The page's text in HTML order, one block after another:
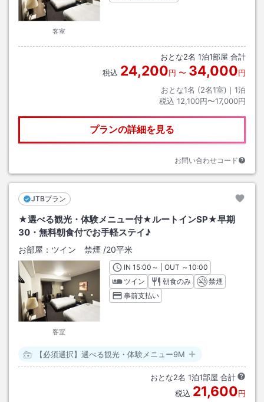
客室
おとな2名 1泊1部屋 合計
税込 24,200円 〜 34,000円
おとな1名 (2名1室)｜ 1泊
税込 12,100円〜17,000円
プランの詳細を見る
お問い合わせコード
JTBプラン
★選べる観光・体験メニュー付★ルートインSP★早期
30・無料朝食付でお手軽ステイ♪
お部屋： ツイン 禁煙 /20平米
客室
INチェックイン
15:00 ～ | OUT チェックアウト
～10:00
ツイン
朝食のみ
禁煙
事前支払い
【必須選択】選べる観光・体験メニュー9M
おとな2名 1泊1部屋 合計
税込 21,600円